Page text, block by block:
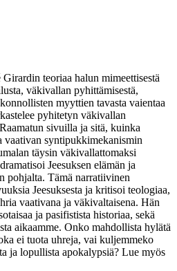
teoriaa halun mimeettisestä
väkivallan pyhittämisestä,
myyttien tavasta vaientaa
pyhitetyn väkivallan
sivuilla ja sitä, kuinka
vaativan syntipukkimekanismin
täysin väkivallattomaksi
Jeesuksen elämän ja
pohjalta. Tämä narratiivinen
Jeesuksesta ja kritisoi teologiaa,
vaativana ja väkivaltaisena. Hän
ja pasifistista historiaa, sekä
aikaamme. Onko mahdollista hylätä
ei tuota uhreja, vai kuljemmeko
ja lopullista apokalypsiä? Lue myös